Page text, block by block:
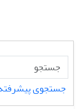
جستجوی